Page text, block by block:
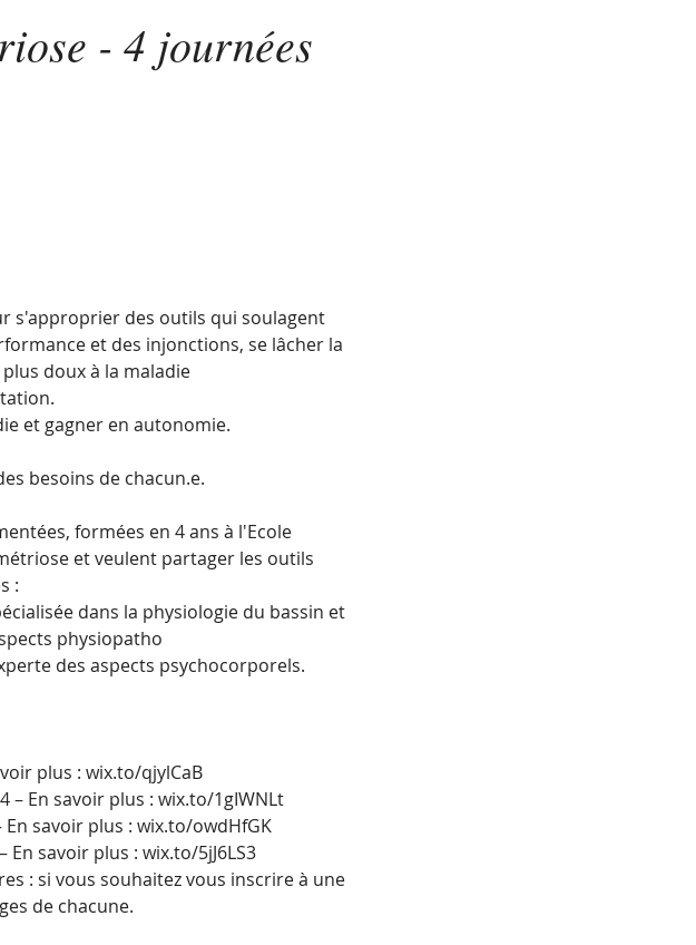
- 4 journées
s'approprier des outils qui soulagent
et des injonctions, se lâcher la
doux à la maladie
et gagner en autonomie.
besoins de chacun.e.
formées en 4 ans à l'Ecole
et veulent partager les outils
:
dans la physiologie du bassin et
physiopatho
des aspects psychocorporels.
plus : wix.to/qjylCaB
– En savoir plus : wix.to/1gIWNLt
savoir plus : wix.to/owdHfGK
savoir plus : wix.to/5jJ6LS3
: si vous souhaitez vous inscrire à une
de chacune.